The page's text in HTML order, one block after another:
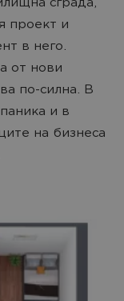
сграда,
проект и
в него.
от нови
по-силна. В
и в
на бизнеса